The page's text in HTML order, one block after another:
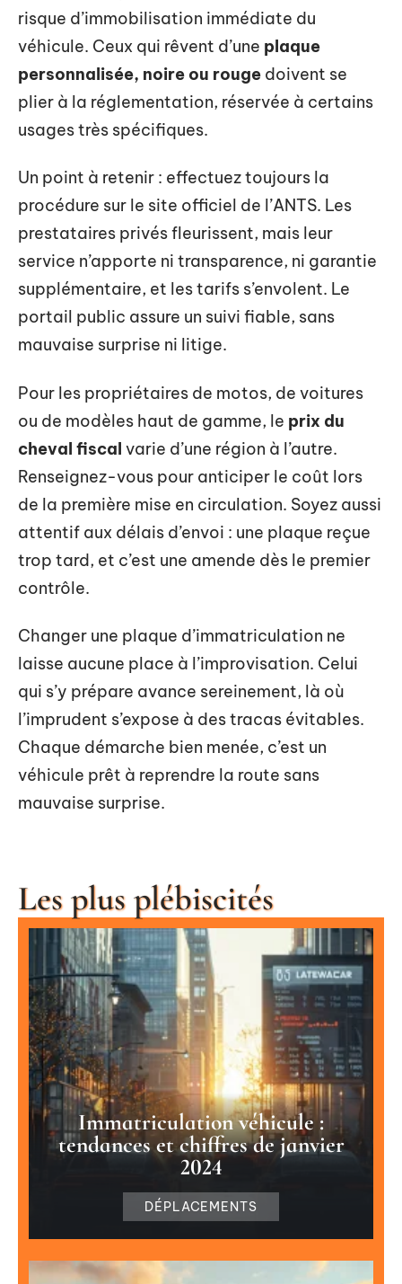
risque d’immobilisation immédiate du
véhicule. Ceux qui rêvent d’une plaque
personnalisée, noire ou rouge doivent se
plier à la réglementation, réservée à certains
usages très spécifiques.
Un point à retenir : effectuez toujours la
procédure sur le site officiel de l’ANTS. Les
prestataires privés fleurissent, mais leur
service n’apporte ni transparence, ni garantie
supplémentaire, et les tarifs s’envolent. Le
portail public assure un suivi fiable, sans
mauvaise surprise ni litige.
Pour les propriétaires de motos, de voitures
ou de modèles haut de gamme, le prix du
cheval fiscal varie d’une région à l’autre.
Renseignez-vous pour anticiper le coût lors
de la première mise en circulation. Soyez aussi
attentif aux délais d’envoi : une plaque reçue
trop tard, et c’est une amende dès le premier
contrôle.
Changer une plaque d’immatriculation ne
laisse aucune place à l’improvisation. Celui
qui s’y prépare avance sereinement, là où
l’imprudent s’expose à des tracas évitables.
Chaque démarche bien menée, c’est un
véhicule prêt à reprendre la route sans
mauvaise surprise.
Les plus plébiscités
Immatriculation véhicule :
tendances et chiffres de janvier
2024
DÉPLACEMENTS